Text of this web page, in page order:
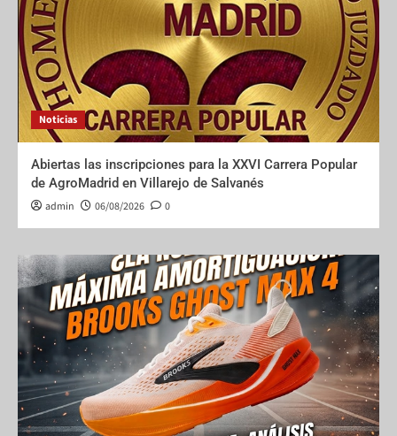
Noticias
Abiertas las inscripciones para la XXVI Carrera Popular
de AgroMadrid en Villarejo de Salvanés
admin 06/08/2026 0